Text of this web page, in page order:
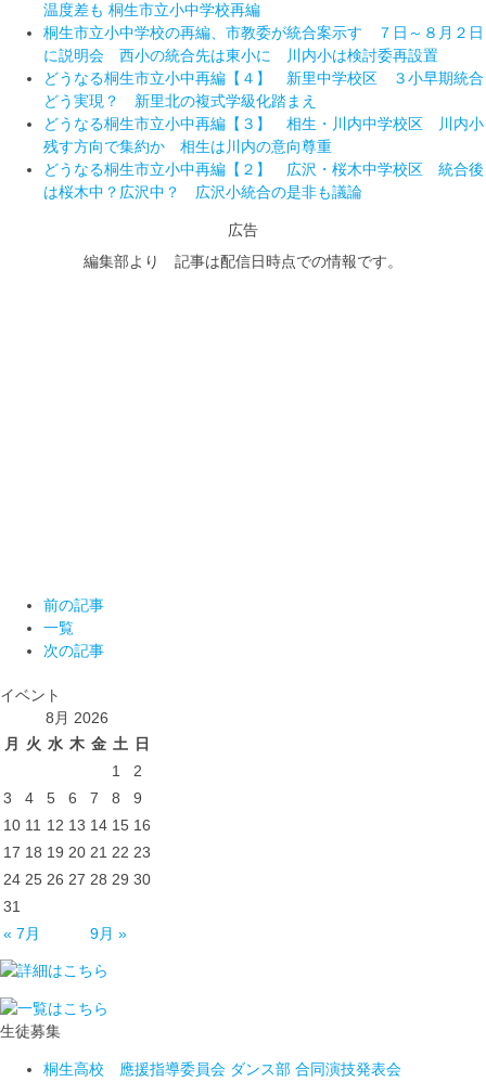
温度差も 桐生市立小中学校再編
桐生市立小中学校の再編、市教委が統合案示す ７日～８月２日
に説明会 西小の統合先は東小に 川内小は検討委再設置
どうなる桐生市立小中再編【４】 新里中学校区 ３小早期統合
どう実現？ 新里北の複式学級化踏まえ
どうなる桐生市立小中再編【３】 相生・川内中学校区 川内小
残す方向で集約か 相生は川内の意向尊重
どうなる桐生市立小中再編【２】 広沢・桜木中学校区 統合後
は桜木中？広沢中？ 広沢小統合の是非も議論
広告
編集部より 記事は配信日時点での情報です。
前の記事
一覧
次の記事
イベント
8月 2026
月
火 水 木 金 土
日
1
2
3
4 5 6 7 8
9
10 11 12 13 14 15 16
17 18 19 20 21 22 23
24 25 26 27 28 29 30
31
« 7月
9月 »
生徒募集
桐生高校 應援指導委員会 ダンス部 合同演技発表会